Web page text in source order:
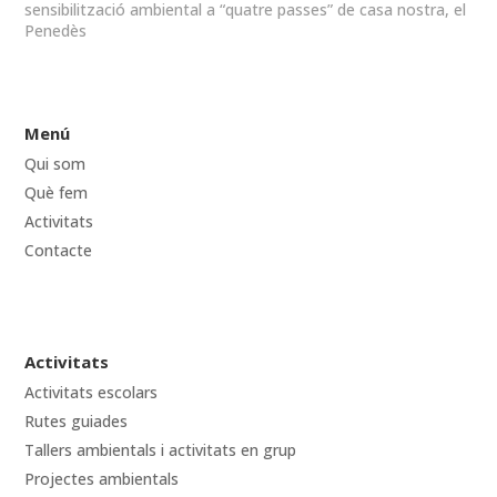
sensibilització ambiental a “quatre passes” de casa nostra, el
Penedès
Menú
Qui som
Què fem
Activitats
Contacte
Activitats
Activitats escolars
Rutes guiades
Tallers ambientals i activitats en grup
Projectes ambientals